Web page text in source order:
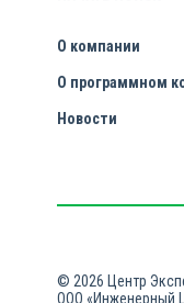
О компании
О программном
Новости
© 2026 Центр
ООО «Инженерный